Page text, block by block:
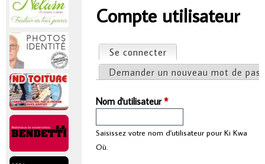
Vous êtes ici
Compte utilisateur
Onglets principaux
Se connecter
Demander un nouveau mot de
Nom d'utilisateur*
Saisissez votre nom d'utilisateur pour Ki Kwa
Où.
n
c
p